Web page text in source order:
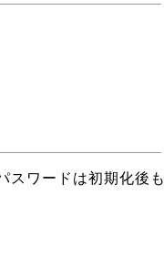
スワードは初期化後も